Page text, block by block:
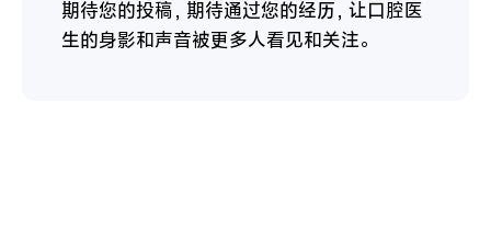
期待您的投稿，期待通过您的经历，让口腔医
生的身影和声音被更多人看见和关注。